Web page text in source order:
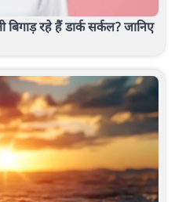
रहे हैं डार्क सर्कल? जानिए